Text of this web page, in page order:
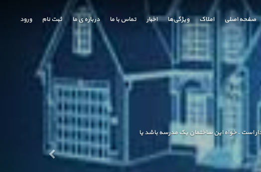
است . خواه این ساختمان یک مدرسه باشد یا
ثبت نام ورود صفحه اصلی املاک ویژگی‌ها اخبار تماس با ما درباره ی ما